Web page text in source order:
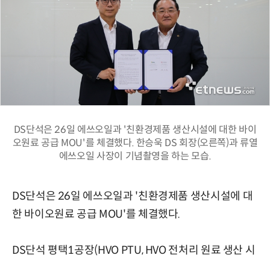
DS단석은 26일 에쓰오일과 '친환경제품 생산시설에 대한 바이
오원료 공급 MOU'를 체결했다. 한승욱 DS 회장(오른쪽)과 류열
에쓰오일 사장이 기념촬영을 하는 모습.
DS단석은 26일 에쓰오일과 '친환경제품 생산시설에 대
한 바이오원료 공급 MOU'를 체결했다.
DS단석 평택1공장(HVO PTU, HVO 전처리 원료 생산 시